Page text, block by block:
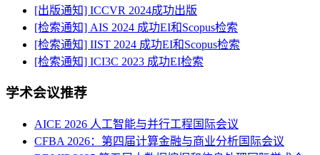
[出版通知] ICCVR 2024成功出版
[检索通知] AIS 2024 成功EI和Scopus检索
[检索通知] IIST 2024 成功EI和Scopus检索
[检索通知] ICI3C 2023 成功EI检索
学术会议推荐
AICE 2026 人工智能与并行工程国际会议
CFBA 2026：第四届计算金融与商业分析国际会议